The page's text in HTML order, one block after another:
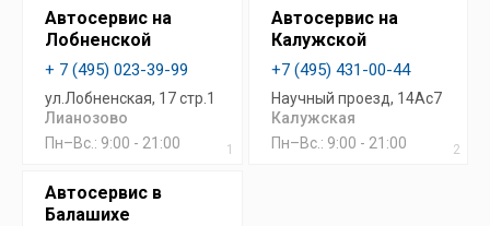
1
Автосервис на
Лобненской
+ 7 (495) 023-39-99
ул.Лобненская, 17 стр.1
Лианозово
Пн–Вс.: 9:00 - 21:00
2
Автосервис на
Калужской
+7 (495) 431-00-44
Научный проезд, 14Ас7
Калужская
Пн–Вс.: 9:00 - 21:00
Автосервис в
Балашихе